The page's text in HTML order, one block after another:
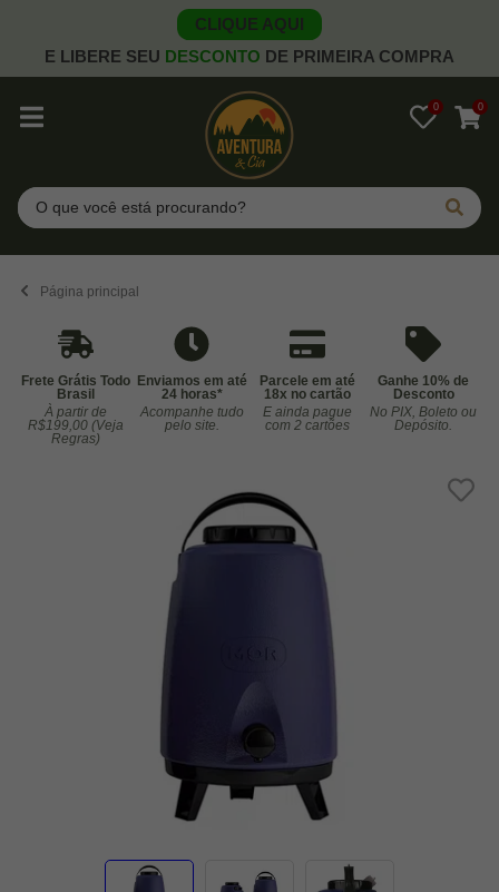
CLIQUE AQUI
E LIBERE SEU DESCONTO DE PRIMEIRA COMPRA
0 0
Pesquisar
Página principal
Frete Grátis Todo
Brasil
À partir de
R$199,00 (Veja
Regras)
Enviamos em até
24 horas*
Acompanhe tudo
pelo site.
Parcele em até
18x no cartão
E ainda pague
com 2 cartões
Ganhe 10% de
Desconto
No PIX, Boleto ou
Depósito.